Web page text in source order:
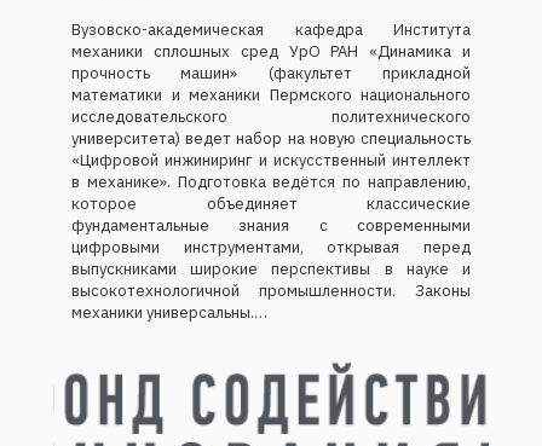
Вузовско-академическая кафедра Института
механики сплошных сред УрО РАН «Динамика и
прочность машин» (факультет прикладной
математики и механики Пермского национального
исследовательского политехнического
университета) ведет набор на новую специальность
«Цифровой инжиниринг и искусственный интеллект
в механике». Подготовка ведётся по направлению,
которое объединяет классические
фундаментальные знания с современными
цифровыми инструментами, открывая перед
выпускниками широкие перспективы в науке и
высокотехнологичной промышленности. Законы
механики универсальны.…